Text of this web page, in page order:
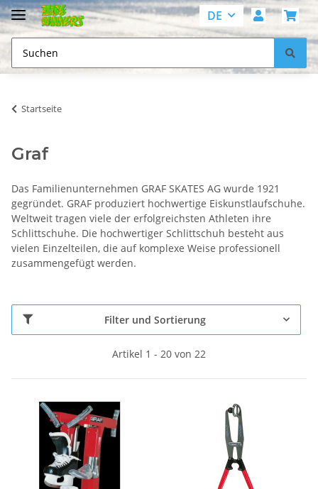
DE
Startseite
Graf
Das Familienunternehmen GRAF SKATES AG wurde 1921
gegründet. GRAF produziert hochwertige Eiskunstlaufschuhe.
Weltweit tragen viele der erfolgreichsten Athleten ihre
Schlittschuhe. Die hochwertiger Schlittschuh besteht aus
vielen Einzelteilen, die auf komplexe Weise professionell
zusammengefügt werden.
Filter und Sortierung
Artikel 1 - 20 von 22